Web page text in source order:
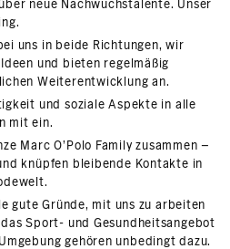
neue Nachwuchstalente. Unser
uns in beide Richtungen, wir
und bieten regelmäßig
Weiterentwicklung an.
und soziale Aspekte in alle
mit ein.
Marc O’Polo Family zusammen –
knüpfen bleibende Kontakte in
gute Gründe, mit uns zu arbeiten
Sport- und Gesundheitsangebot
gehören unbedingt dazu.